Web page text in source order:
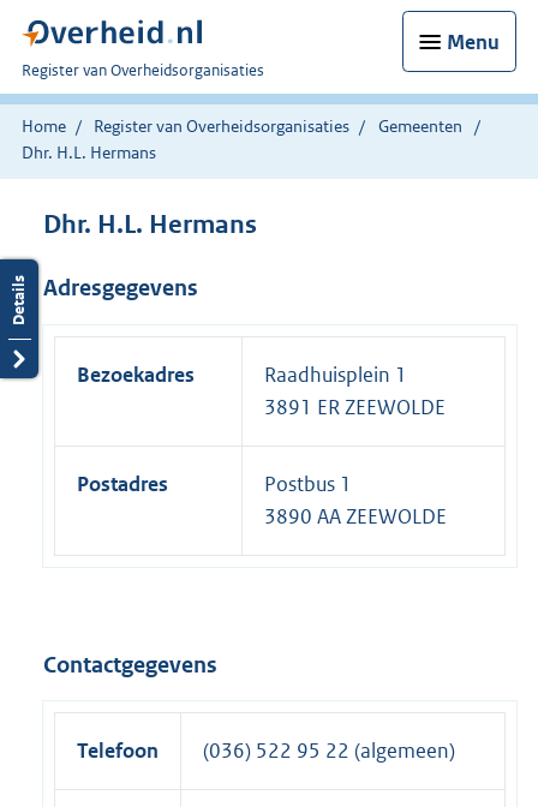
Menu
U
bent
nu
hier:
Register van Overheidsorganisaties
Home Register van Overheidsorganisaties
Gemeenten
Dhr. H.L. Hermans
Dhr. H.L. Hermans
Adresgegevens
Bezoekadres
Raadhuisplein 1
3891 ER ZEEWOLDE
Postadres
Postbus 1
3890 AA ZEEWOLDE
Contactgegevens
Telefoon (036) 522 95 22 (algemeen)